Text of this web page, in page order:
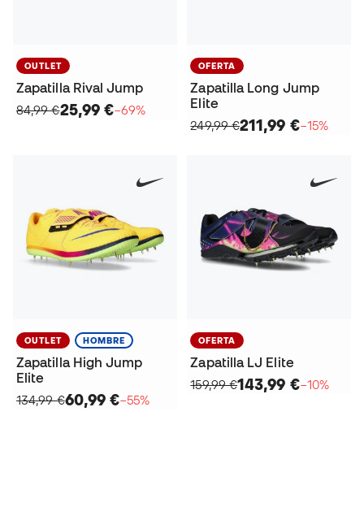
OUTLET
Zapatilla Rival Jump
84,99 €25,99 €−69%
OFERTA
Zapatilla Long Jump
Elite
249,99 €211,99 €−15%
OUTLET HOMBRE
Zapatilla High Jump
Elite
134,99 €60,99 €−55%
OFERTA
Zapatilla LJ Elite
159,99 €143,99 €−10%